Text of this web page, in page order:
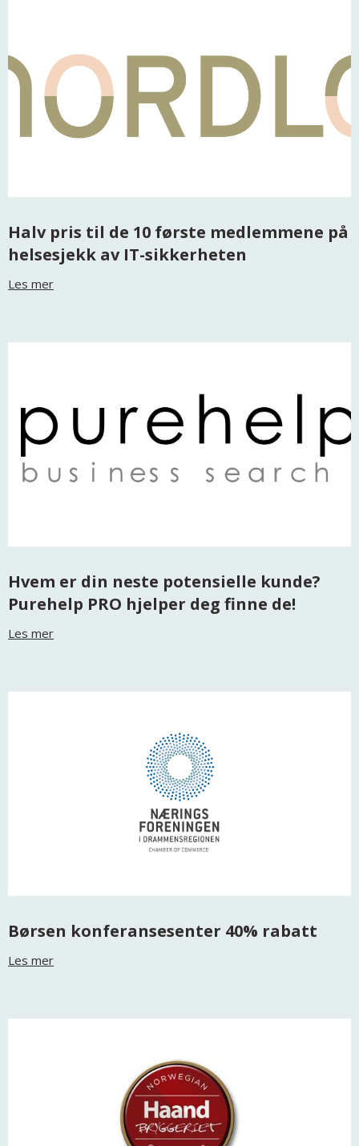
Halv pris til de 10 første medlemmene på
helsesjekk av IT-sikkerheten
Les mer
Hvem er din neste potensielle kunde?
Purehelp PRO hjelper deg finne de!
Les mer
Børsen konferansesenter 40% rabatt
Les mer